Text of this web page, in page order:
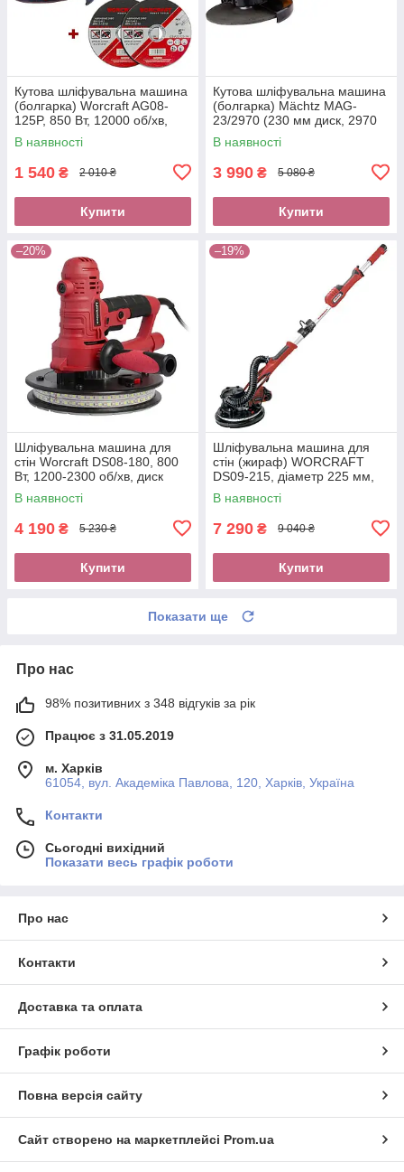
Кутова шліфувальна машина
(болгарка) Worcraft AG08-
125P, 850 Вт, 12000 об/хв,
діаметр диска 125 м
В наявності
1 540 ₴ 2 010 ₴
Купити
Кутова шліфувальна машина
(болгарка) Mächtz MAG-
23/2970 (230 мм диск, 2970
Вт)
В наявності
3 990 ₴ 5 080 ₴
Купити
–20%
Шліфувальна машина для
стін Worcraft DS08-180, 800
Вт, 1200-2300 об/хв, диск
180мм, LED підсвічування
В наявності
4 190 ₴ 5 230 ₴
Купити
–19%
Шліфувальна машина для
стін (жираф) WORCRAFT
DS09-215, діаметр 225 мм,
900 Вт, 800-1800 об/хв, LED-
підсвічування
В наявності
7 290 ₴ 9 040 ₴
Купити
Показати ще
Про нас
98% позитивних з 348 відгуків за рік
Працює з 31.05.2019
м. Харків
61054, вул. Академіка Павлова, 120, Харків, Україна
Контакти
Сьогодні вихідний
Показати весь графік роботи
Про нас
Контакти
Доставка та оплата
Графік роботи
Повна версія сайту
Сайт створено на маркетплейсі Prom.ua